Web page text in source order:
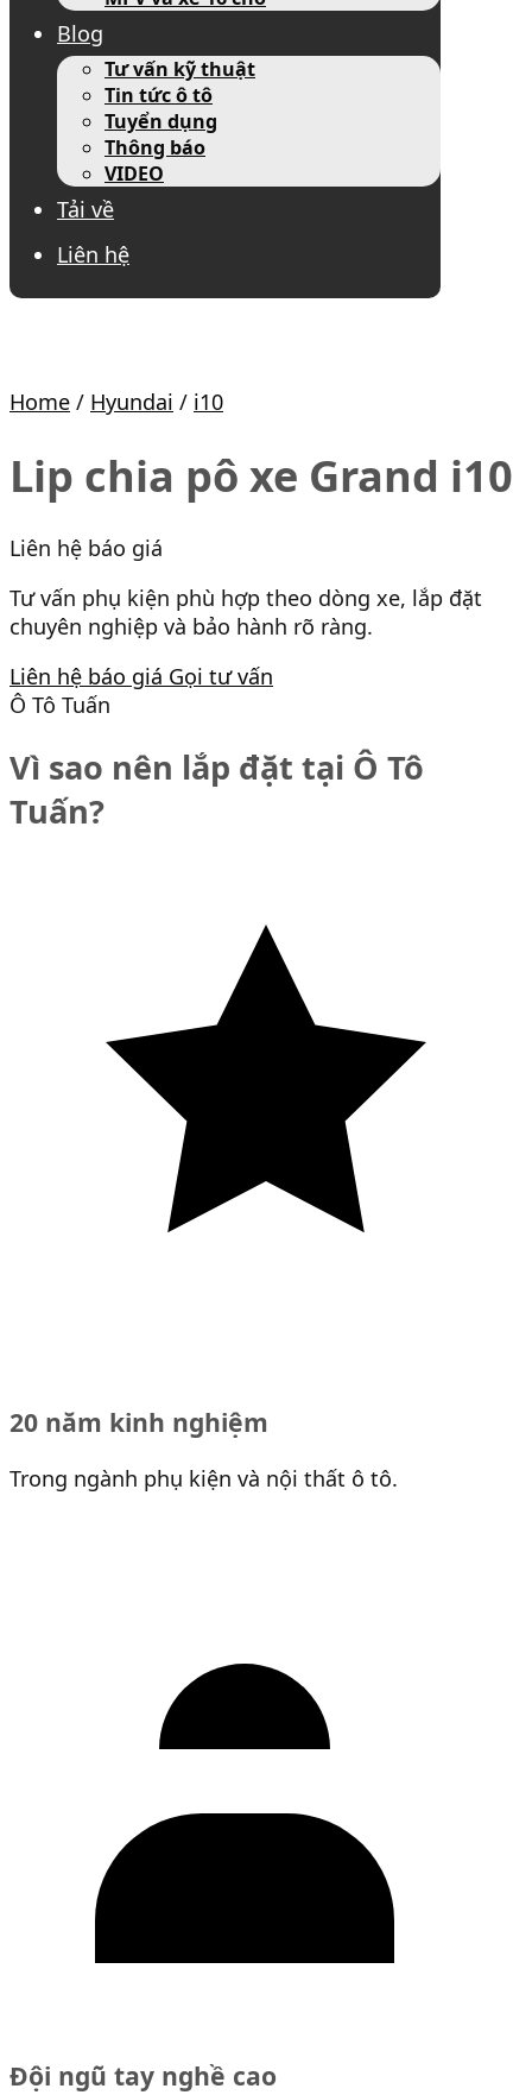
Blog
Tư vấn kỹ thuật
Tin tức ô tô
Tuyển dụng
Thông báo
VIDEO
Tải về
Liên hệ
Home / Hyundai / i10
Lip chia pô xe Grand i10
Liên hệ báo giá
Tư vấn phụ kiện phù hợp theo dòng xe, lắp đặt
chuyên nghiệp và bảo hành rõ ràng.
Liên hệ báo giá Gọi tư vấn
Ô Tô Tuấn
Vì sao nên lắp đặt tại Ô Tô
Tuấn?
20 năm kinh nghiệm
Trong ngành phụ kiện và nội thất ô tô.
Đội ngũ tay nghề cao